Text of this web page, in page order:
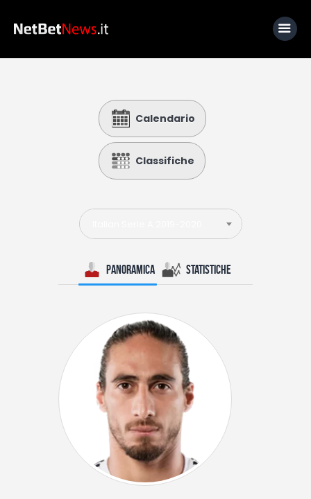
Calcio
Basket
Tennis
Lo Sapevi Che
I consigli di Giulia
Calendario
Classifiche
Panoramica Statistiche